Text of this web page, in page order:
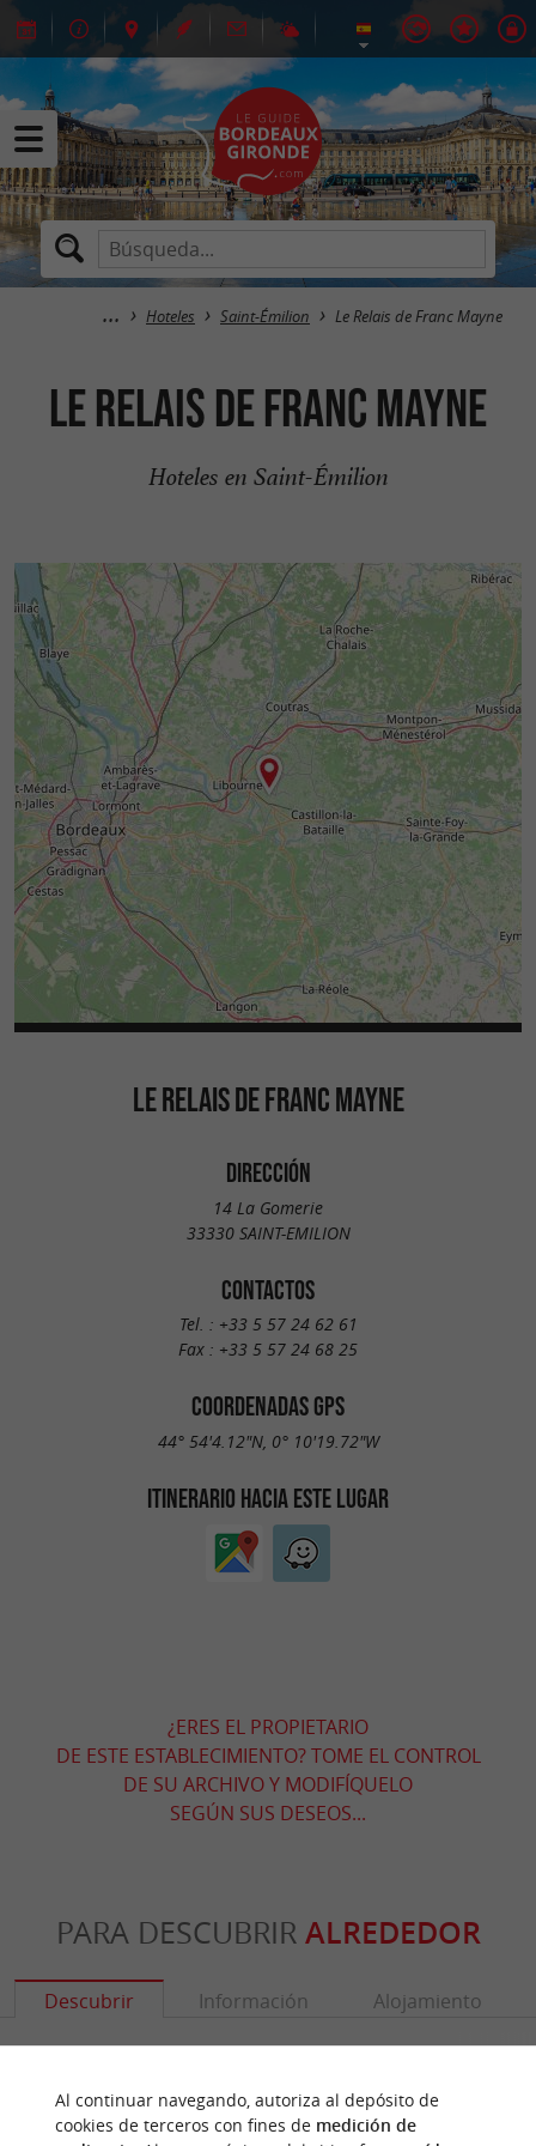
Hoteles Saint-Émilion Le Relais de Franc Mayne
Le Relais de Franc Mayne
Hoteles en Saint-Émilion
LE RELAIS DE FRANC MAYNE
DIRECCIÓN
14 La Gomerie
33330 SAINT-EMILION
CONTACTOS
Tel. : +33 5 57 24 62 61
Fax : +33 5 57 24 68 25
COORDENADAS GPS
44° 54'4.12"N, 0° 10'19.72"W
ITINERARIO HACIA ESTE LUGAR
¿ERES EL PROPIETARIO
DE ESTE ESTABLECIMIENTO? TOME EL CONTROL
DE SU ARCHIVO Y MODIFÍQUELO
SEGÚN SUS DESEOS...
PARA DESCUBRIR ALREDEDOR
Descubrir Información Alojamiento
Al continuar navegando, autoriza al depósito de
cookies de terceros con fines de medición de